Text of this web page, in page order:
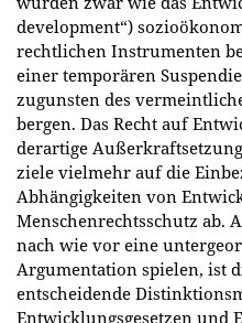
development“)
rechtlichen Instrumenten
einer temporären
zugunsten des
bergen. Das Recht auf
derartige
ziele vielmehr auf die
Abhängigkeiten von
Menschenrechtsschutz ab.
nach wie vor eine
Argumentation spielen, ist
entscheidende
Entwicklungsgesetzen und